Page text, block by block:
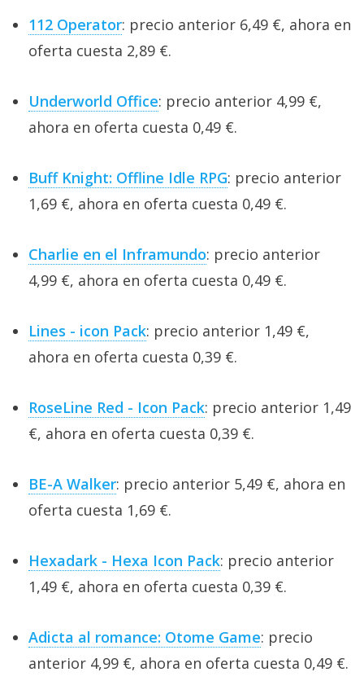
112 Operator: precio anterior 6,49 €, ahora en
oferta cuesta 2,89 €.
Underworld Office: precio anterior 4,99 €,
ahora en oferta cuesta 0,49 €.
Buff Knight: Offline Idle RPG: precio anterior
1,69 €, ahora en oferta cuesta 0,49 €.
Charlie en el Inframundo: precio anterior
4,99 €, ahora en oferta cuesta 0,49 €.
Lines - icon Pack: precio anterior 1,49 €,
ahora en oferta cuesta 0,39 €.
RoseLine Red - Icon Pack: precio anterior 1,49
€, ahora en oferta cuesta 0,39 €.
BE-A Walker: precio anterior 5,49 €, ahora en
oferta cuesta 1,69 €.
Hexadark - Hexa Icon Pack: precio anterior
1,49 €, ahora en oferta cuesta 0,39 €.
Adicta al romance: Otome Game: precio
anterior 4,99 €, ahora en oferta cuesta 0,49 €.